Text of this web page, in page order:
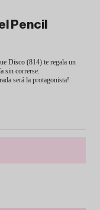
Pencil
Disco (814) te regala un
sin correrse.
será la protagonista!